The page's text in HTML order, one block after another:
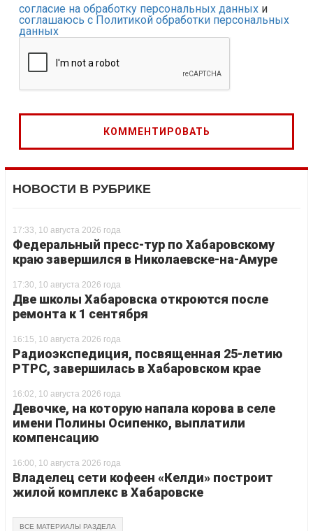
согласие на обработку персональных данных и
соглашаюсь с Политикой обработки персональных
данных
НОВОСТИ В РУБРИКЕ
17:33, 10 августа 2026 года
Федеральный пресс-тур по Хабаровскому
краю завершился в Николаевске-на-Амуре
17:30, 10 августа 2026 года
Две школы Хабаровска откроются после
ремонта к 1 сентября
16:15, 10 августа 2026 года
Радиоэкспедиция, посвященная 25-летию
РТРС, завершилась в Хабаровском крае
16:02, 10 августа 2026 года
Девочке, на которую напала корова в селе
имени Полины Осипенко, выплатили
компенсацию
16:00, 10 августа 2026 года
Владелец сети кофеен «Келди» построит
жилой комплекс в Хабаровске
ВСЕ МАТЕРИАЛЫ РАЗДЕЛА